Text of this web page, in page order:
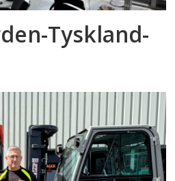
Tyskland-